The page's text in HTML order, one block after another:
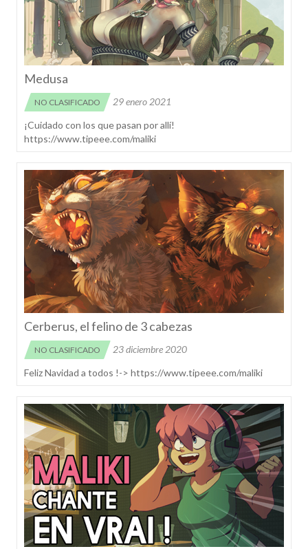
Medusa
NO CLASIFICADO
29 enero 2021
¡Cuidado con los que pasan por allí!
https://www.tipeee.com/maliki
Cerberus, el felino de 3 cabezas
NO CLASIFICADO
23 diciembre 2020
Feliz Navidad a todos !-> https://www.tipeee.com/maliki